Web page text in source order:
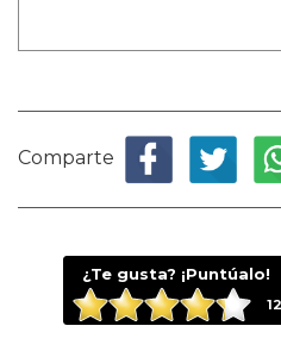
Comparte
¿Te gusta? ¡Puntúalo!
12